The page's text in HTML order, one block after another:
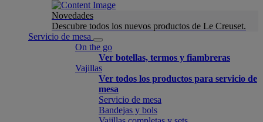
Novedades
Descubre todos los nuevos productos de Le Creuset.
Servicio de mesa
On the go
Ver botellas, termos y fiambreras
Vajillas
Ver todos los productos para servicio de
mesa
Servicio de mesa
Bandejas y bols